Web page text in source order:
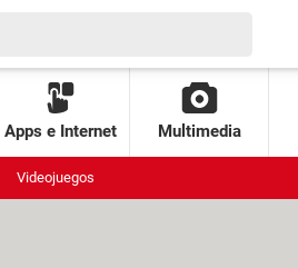
Apps e Internet Multimedia
Videojuegos